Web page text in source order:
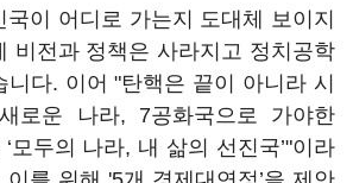
이 어디로 가는지 도대체 보이지
비전과 정책은 사라지고 정치공학
니다. 이어 "탄핵은 끝이 아니라 시
로운 나라, 7공화국으로 가야한
모두의 나라, 내 삶의 선진국’"이라